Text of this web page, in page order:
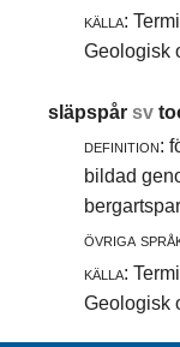
källa:
Geologisk
släpspårsv
definition:
bildad
övriga
källa:
Geologisk